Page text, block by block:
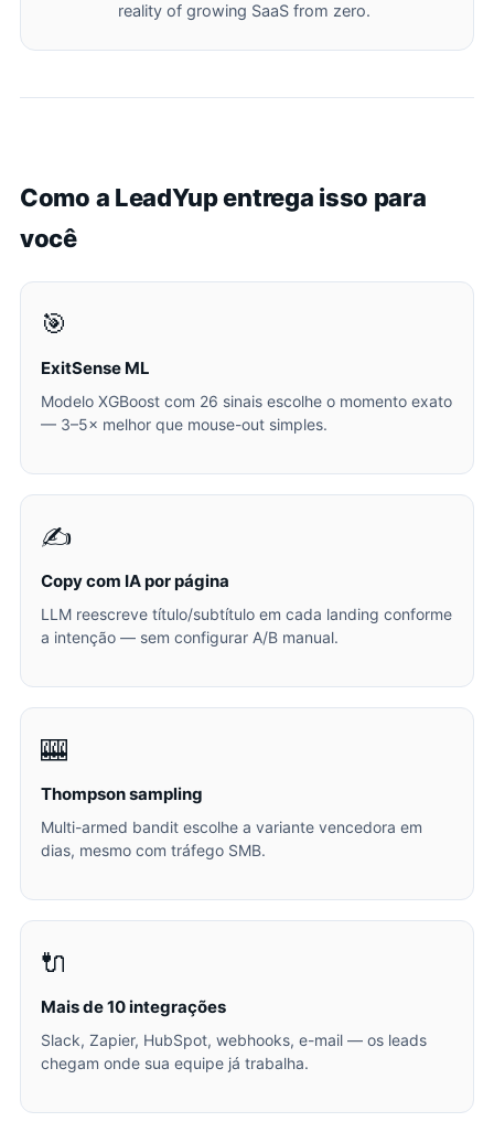
reality of growing SaaS from zero.
Como a LeadYup entrega isso para
você
🎯
ExitSense ML
Modelo XGBoost com 26 sinais escolhe o momento exato
— 3–5× melhor que mouse-out simples.
✍️
Copy com IA por página
LLM reescreve título/subtítulo em cada landing conforme
a intenção — sem configurar A/B manual.
🎰
Thompson sampling
Multi-armed bandit escolhe a variante vencedora em
dias, mesmo com tráfego SMB.
🔌
Mais de 10 integrações
Slack, Zapier, HubSpot, webhooks, e-mail — os leads
chegam onde sua equipe já trabalha.